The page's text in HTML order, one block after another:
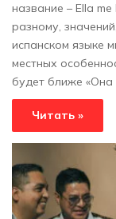
название – Ella
разному,
испанском языке
местных
будет ближе «Она
Читать »